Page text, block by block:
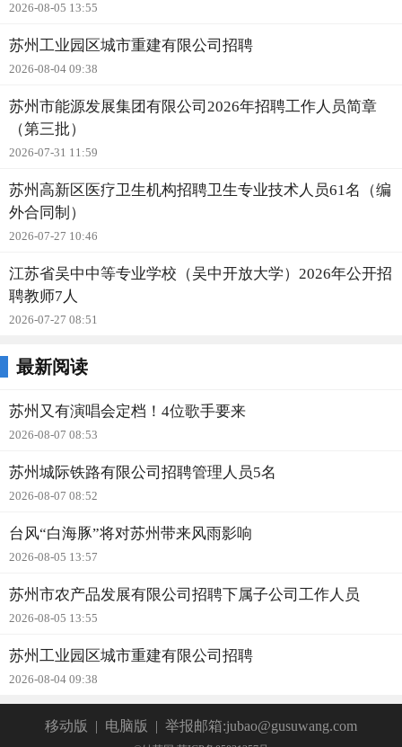
2026-08-05 13:55
苏州工业园区城市重建有限公司招聘
2026-08-04 09:38
苏州市能源发展集团有限公司2026年招聘工作人员简章
（第三批）
2026-07-31 11:59
苏州高新区医疗卫生机构招聘卫生专业技术人员61名（编
外合同制）
2026-07-27 10:46
江苏省吴中中等专业学校（吴中开放大学）2026年公开招
聘教师7人
2026-07-27 08:51
最新阅读
苏州又有演唱会定档！4位歌手要来
2026-08-07 08:53
苏州城际铁路有限公司招聘管理人员5名
2026-08-07 08:52
台风“白海豚”将对苏州带来风雨影响
2026-08-05 13:57
苏州市农产品发展有限公司招聘下属子公司工作人员
2026-08-05 13:55
苏州工业园区城市重建有限公司招聘
2026-08-04 09:38
移动版 | 电脑版 | 举报邮箱:jubao@gusuwang.com